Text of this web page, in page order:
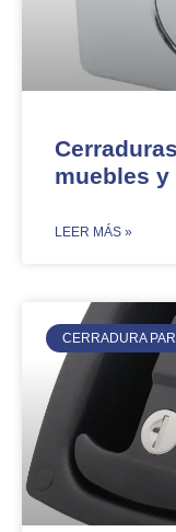
muebles
​LEER MÁS »
CERRADURA